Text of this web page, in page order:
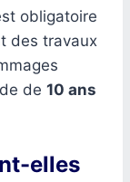
obligatoire
des travaux
de 10 ans
elles